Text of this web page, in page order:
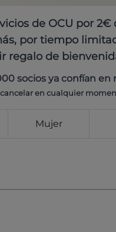
de OCU por 2€
por tiempo
regalo de
socios ya confían en
cancelar en cualquier
Mujer